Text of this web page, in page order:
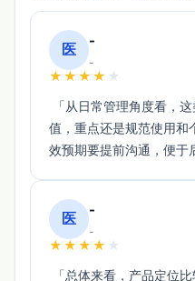
医 -
-
★ ★ ★ ★ ★
值，重点还是规范使用和
效预期要提前沟通，便于
医 -
-
★ ★ ★ ★ ★